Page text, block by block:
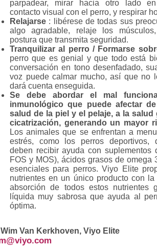
parpadear, mirar hacia otro lado
contacto visual con el perro, y respirar
Relajarse : libérese de todas sus
algo agradable, relaje los
postura que transmita seguridad.
Tranquilizar al perro / Formarse
perro que es genial y que todo está
conversación en tono desenfadado,
voz puede calmar mucho, así que no
dará cuenta enseguida.
Se debe abordar el mal
inmunológico que puede afectar
salud de la piel y el pelaje, a la
cicatrización, generando un mayor
Los animales que se enfrentan a
estrés, como los perros deportivos,
deben recibir ayuda con suplementos
FOS y MOS), ácidos grasos de omega
esenciales para perros. Viyo Elite
nutrientes en un único producto con
absorción de todos estos nutrientes
líquida muy sabrosa que ayuda al
óptima.
Wim Van Kerkhoven, Viyo Elite